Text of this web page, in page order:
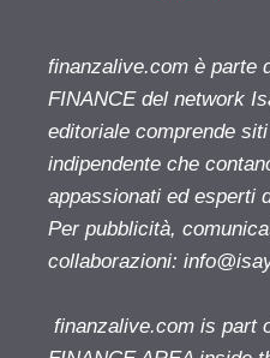
finanzalive.com è parte
FINANCE del network
editoriale comprende
indipendente che
appassionati ed esperti
Per pubblicità,
collaborazioni:
finanzalive.com is part